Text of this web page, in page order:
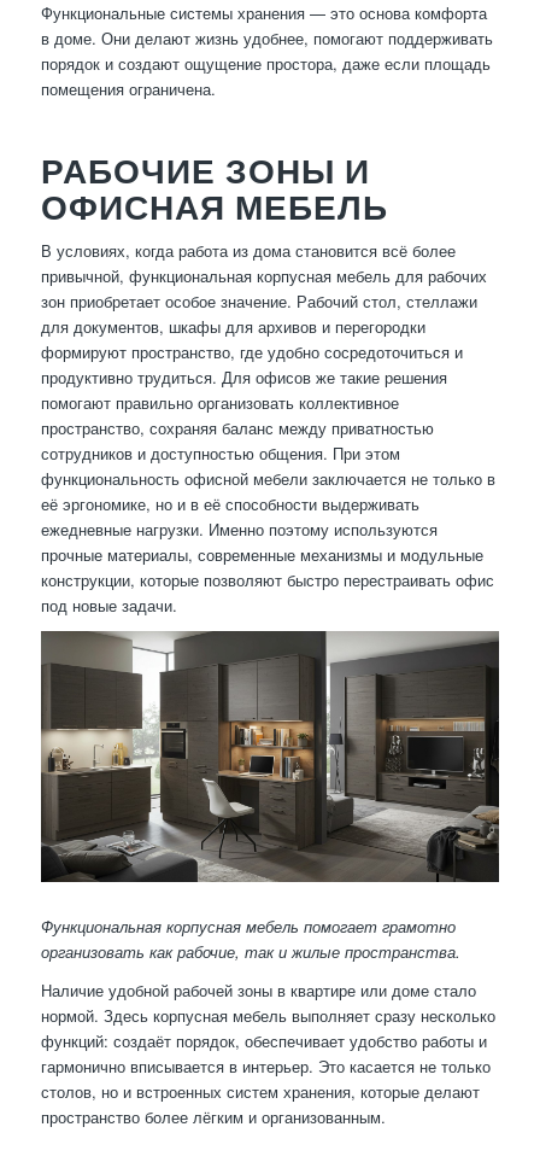
Функциональные системы хранения — это основа комфорта
в доме. Они делают жизнь удобнее, помогают поддерживать
порядок и создают ощущение простора, даже если площадь
помещения ограничена.
РАБОЧИЕ ЗОНЫ И
ОФИСНАЯ МЕБЕЛЬ
В условиях, когда работа из дома становится всё более
привычной, функциональная корпусная мебель для рабочих
зон приобретает особое значение. Рабочий стол, стеллажи
для документов, шкафы для архивов и перегородки
формируют пространство, где удобно сосредоточиться и
продуктивно трудиться. Для офисов же такие решения
помогают правильно организовать коллективное
пространство, сохраняя баланс между приватностью
сотрудников и доступностью общения. При этом
функциональность офисной мебели заключается не только в
её эргономике, но и в её способности выдерживать
ежедневные нагрузки. Именно поэтому используются
прочные материалы, современные механизмы и модульные
конструкции, которые позволяют быстро перестраивать офис
под новые задачи.
Функциональная корпусная мебель помогает грамотно
организовать как рабочие, так и жилые пространства.
Наличие удобной рабочей зоны в квартире или доме стало
нормой. Здесь корпусная мебель выполняет сразу несколько
функций: создаёт порядок, обеспечивает удобство работы и
гармонично вписывается в интерьер. Это касается не только
столов, но и встроенных систем хранения, которые делают
пространство более лёгким и организованным.